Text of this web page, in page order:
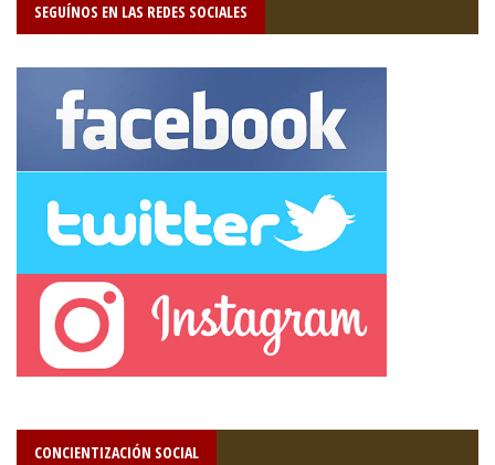
SEGUÍNOS EN LAS REDES SOCIALES
CONCIENTIZACIÓN SOCIAL